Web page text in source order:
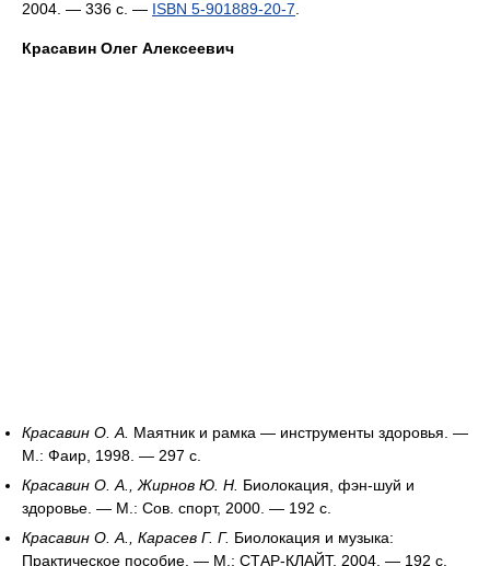
2004. — 336 с. — ISBN 5-901889-20-7
Красавин Олег Алексеевич
Красавин О. А. Маятник и рамка — инструменты здоровья. —
М.: Фаир, 1998. — 297 с.
Красавин О. А., Жирнов Ю. Н. Биолокация, фэн-шуй и
здоровье. — М.: Сов. спорт, 2000. — 192 с.
Красавин О. А., Карасев Г. Г. Биолокация и музыка:
Практическое пособие. — М.: СТАР-КЛАЙТ, 2004. — 192 с.